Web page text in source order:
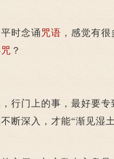
时念诵 咒语 ，感觉有
？
，行门上的事，最好要专
断深入，才能“渐见湿